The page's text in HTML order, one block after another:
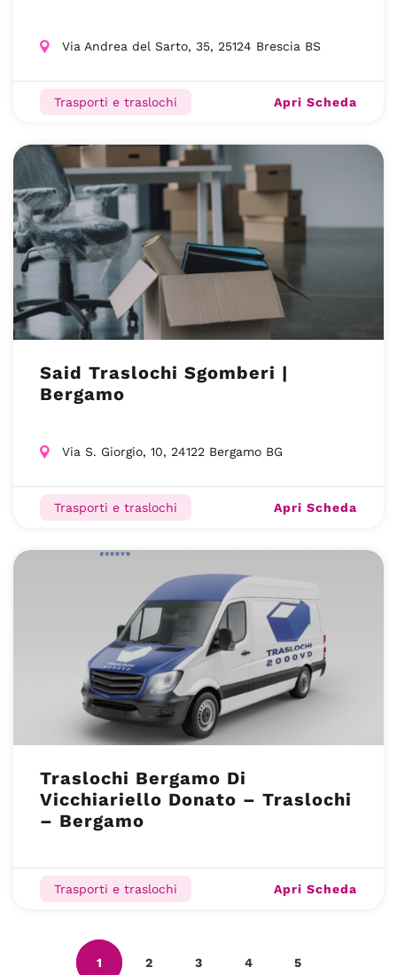
Via Andrea del Sarto, 35, 25124 Brescia BS
Trasporti e traslochi Apri Scheda
Said Traslochi Sgomberi |
Bergamo
Via S. Giorgio, 10, 24122 Bergamo BG
Trasporti e traslochi Apri Scheda
Traslochi Bergamo Di
Vicchiariello Donato – Traslochi
– Bergamo
Trasporti e traslochi Apri Scheda
1 2 3 4 5